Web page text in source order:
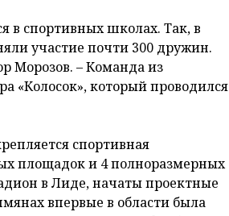
в спортивных школах. Так, в
участие почти 300 дружин.
Морозов. – Команда из
«Колосок», который проводился
спортивная
площадок и 4 полноразмерных
в Лиде, начаты проектные
впервые в области была